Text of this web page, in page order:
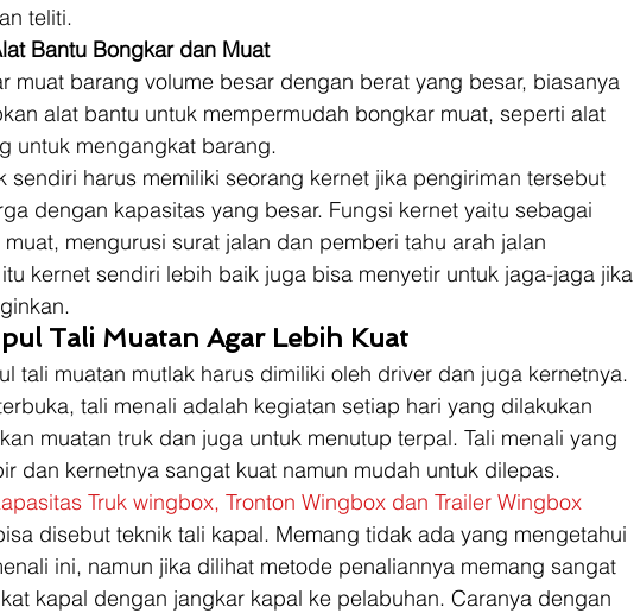
teliti.
Bantu Bongkar dan Muat
muat barang volume besar dengan berat yang besar, biasanya
alat bantu untuk mempermudah bongkar muat, seperti alat
untuk mengangkat barang.
sendiri harus memiliki seorang kernet jika pengiriman tersebut
dengan kapasitas yang besar. Fungsi kernet yaitu sebagai
mengurusi surat jalan dan pemberi tahu arah jalan
kernet sendiri lebih baik juga bisa menyetir untuk jaga-jaga jika
Tali Muatan Agar Lebih Kuat
tali muatan mutlak harus dimiliki oleh driver dan juga kernetnya.
tali menali adalah kegiatan setiap hari yang dilakukan
muatan truk dan juga untuk menutup terpal. Tali menali yang
dan kernetnya sangat kuat namun mudah untuk dilepas.
Truk wingbox, Tronton Wingbox dan Trailer Wingbox
disebut teknik tali kapal. Memang tidak ada yang mengetahui
ini, namun jika dilihat metode penaliannya memang sangat
kapal dengan jangkar kapal ke pelabuhan. Caranya dengan